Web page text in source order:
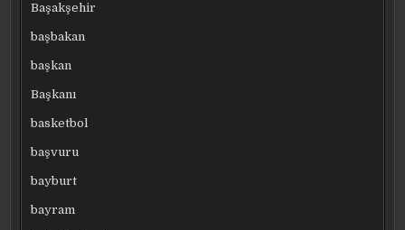
Başakşehir
başbakan
başkan
Başkanı
basketbol
başvuru
bayburt
bayram